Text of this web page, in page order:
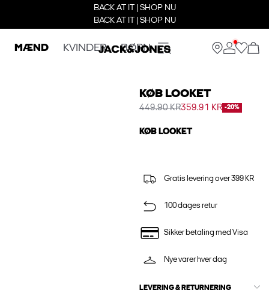
BACK AT IT | SHOP NU
BACK AT IT | SHOP NU
MÆND KVINDER BØRN
KØB LOOKET
449.90 KR359.91 KR -20%
KØB LOOKET
Gratis levering over 399 KR
100 dages retur
Sikker betaling med Visa
Nye varer hver dag
LEVERING & RETURNERING